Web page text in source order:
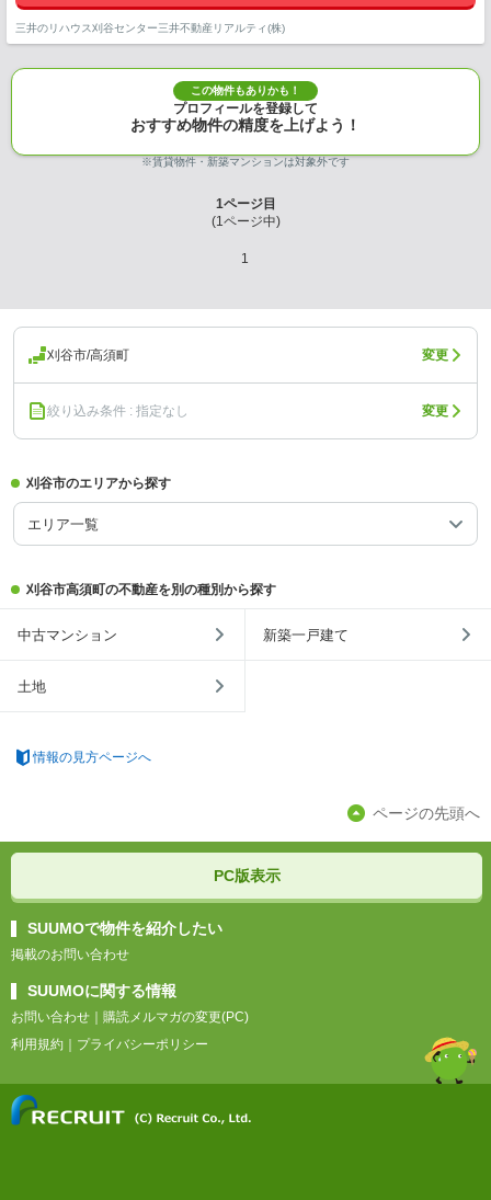
三井のリハウス刈谷センター三井不動産リアルティ(株)
この物件もありかも！
プロフィールを登録して
おすすめ物件の精度を上げよう！
※賃貸物件・新築マンションは対象外です
1ページ目
(1ページ中)
1
刈谷市/高須町 変更
絞り込み条件 : 指定なし 変更
刈谷市のエリアから探す
エリア一覧
刈谷市高須町の不動産を別の種別から探す
中古マンション 新築一戸建て
土地
情報の見方ページへ
ページの先頭へ
PC版表示
SUUMOで物件を紹介したい
掲載のお問い合わせ
SUUMOに関する情報
お問い合わせ
購読メルマガの変更(PC)
利用規約
プライバシーポリシー